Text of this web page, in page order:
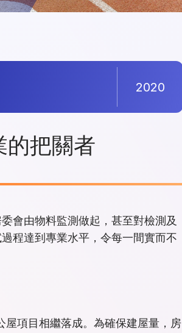
2020
的把關者
會由物料監測做起，甚至對檢測及
程達到專業水平，令每一間實而不
項目相繼落成。為確保建屋量，房